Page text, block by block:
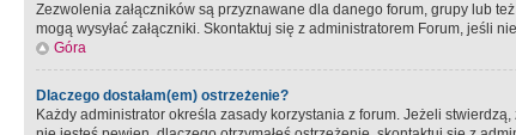
Zezwolenia załączników są przyznawane dla danego forum, grupy lub
mogą wysyłać załączniki. Skontaktuj się z administratorem Forum, jeśli
Góra
Dlaczego dostałam(em) ostrzeżenie?
Każdy administrator określa zasady korzystania z forum. Jeżeli